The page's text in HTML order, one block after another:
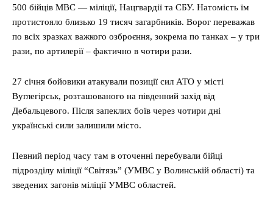
500 бійців МВС — міліції, Нацгвардії та СБУ. Натомість їм
протистояло близько 19 тисяч загарбників. Ворог переважав
по всіх зразках важкого озброєння, зокрема по танках – у три
рази, по артилерії – фактично в чотири рази.
27 січня бойовики атакували позиції сил АТО у місті
Вуглегірськ, розташованого на південний захід від
Дебальцевого. Після запеклих боїв через чотири дні
українські сили залишили місто.
Певний період часу там в оточенні перебували бійці
підрозділу міліції “Світязь” (УМВС у Волинській області) та
зведених загонів міліції УМВС областей.